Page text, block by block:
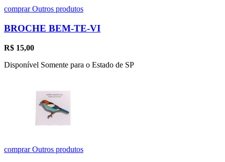
comprarOutros produtos
BROCHE BEM-TE-VI
R$ 15,00
Disponível Somente para o Estado de SP
comprarOutros produtos